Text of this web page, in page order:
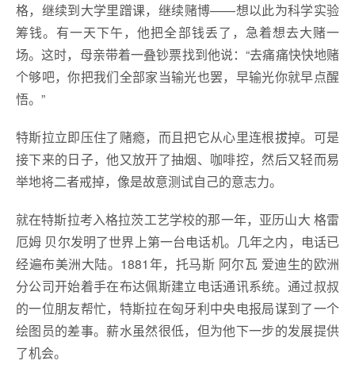
格，继续到大学里蹭课，继续赌博——想以此为科学实验
筹钱。有一天下午，他把全部钱丢了，急着想去大赌一
场。这时，母亲带着一叠钞票找到他说：“去痛痛快快地赌
个够吧，你把我们全部家当输光也罢，早输光你就早点醒
悟。”
特斯拉立即压住了赌瘾，而且把它从心里连根拔掉。可是
接下来的日子，他又放开了抽烟、咖啡控，然后又轻而易
举地将二者戒掉，像是故意测试自己的意志力。
就在特斯拉考入格拉茨工艺学校的那一年，亚历山大 格雷
厄姆 贝尔发明了世界上第一台电话机。几年之内，电话已
经遍布美洲大陆。1881年，托马斯 阿尔瓦 爱迪生的欧洲
分公司开始着手在布达佩斯建立电话通讯系统。通过叔叔
的一位朋友帮忙，特斯拉在匈牙利中央电报局谋到了一个
绘图员的差事。薪水虽然很低，但为他下一步的发展提供
了机会。